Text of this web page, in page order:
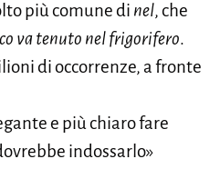
più comune di nel, che
va tenuto nel frigorifero.
di occorrenze, a fronte
e più chiaro fare
indossarlo»